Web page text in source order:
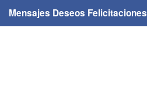
Mensajes Deseos Felicitaciones